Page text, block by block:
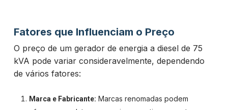
Fatores que Influenciam o Preço
O preço de um gerador de energia a diesel de 75
kVA pode variar consideravelmente, dependendo
de vários fatores:
Marca e Fabricante: Marcas renomadas podem